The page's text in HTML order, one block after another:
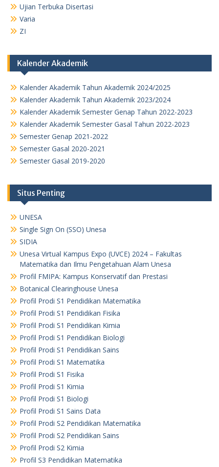
Ujian Terbuka Disertasi
Varia
ZI
Kalender Akademik
Kalender Akademik Tahun Akademik 2024/2025
Kalender Akademik Tahun Akademik 2023/2024
Kalender Akademik Semester Genap Tahun 2022-2023
Kalender Akademik Semester Gasal Tahun 2022-2023
Semester Genap 2021-2022
Semester Gasal 2020-2021
Semester Gasal 2019-2020
Situs Penting
UNESA
Single Sign On (SSO) Unesa
SIDIA
Unesa Virtual Kampus Expo (UVCE) 2024 – Fakultas
Matematika dan Ilmu Pengetahuan Alam Unesa
Profil FMIPA: Kampus Konservatif dan Prestasi
Botanical Clearinghouse Unesa
Profil Prodi S1 Pendidikan Matematika
Profil Prodi S1 Pendidikan Fisika
Profil Prodi S1 Pendidikan Kimia
Profil Prodi S1 Pendidikan Biologi
Profil Prodi S1 Pendidikan Sains
Profil Prodi S1 Matematika
Profil Prodi S1 Fisika
Profil Prodi S1 Kimia
Profil Prodi S1 Biologi
Profil Prodi S1 Sains Data
Profil Prodi S2 Pendidikan Matematika
Profil Prodi S2 Pendidikan Sains
Profil Prodi S2 Kimia
Profil S3 Pendidikan Matematika